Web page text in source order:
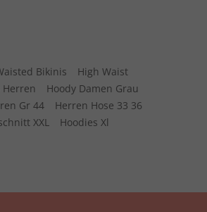
Bikinis
High Waist
Herren
Hoody Damen Grau
Gr 44
Herren Hose 33 36
XXL
Hoodies Xl